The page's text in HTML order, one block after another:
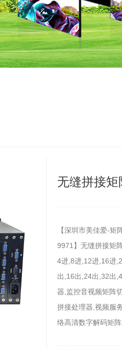
无缝拼接矩
【深圳市美佳爱-
9971】无缝拼接矩
4进,8进,12进,16进
出,16出,24出,32出
器,监控音视频矩阵
拼接处理器,视频服
络高清数字解码矩